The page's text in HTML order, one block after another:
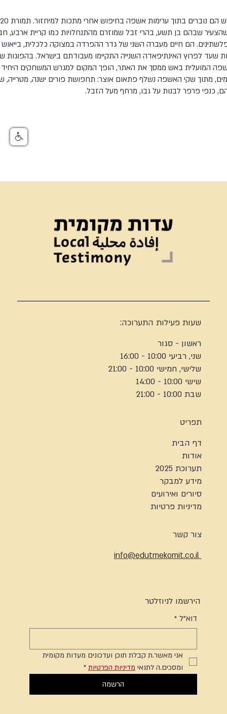
שבהם בן תשע, בהרי זבל שמוזרם מהתנחלויות כמו קריית ארבע,
הם חיים מעברה השני של גדר ההפרדה במצוקה כלכלית,
שעד לפרוץ האינתיפאדה השנייה התקיימו מעבודתם בישראל. בהפוגות
המועלית באש ממסך את האתר, הופך המקום למגרש המשחקים
מתוך שקי האשפה נשלף פתאום אוצר: תחפושת פורים ישנה, מטרייה,
כנפי פרפר לבנות על גבו, מרחף מעל הזבל.
שעות פעילות התערוכה:
ראשון - סגור
שני, רביעי 10:00 - 16:00
שלישי, חמישי 10:00 - 21:00
שישי 10:00 - 14:00
שבת 10:00 - 21:00
תפריט
דף הבית
אודות
תערוכת 2025
מידע למבקר
סיורים ואירועים
מדיניות פרטיות
צור קשר
info@edutmekomit.co.il
הירשמו לניוזלטר
דוא"ל *
אני מאשר.ת קבלת תוכן ועדכונים מעדות מקומית
ומסכים.ה לתנאי מדיניות הפרטיות *
הרשמה